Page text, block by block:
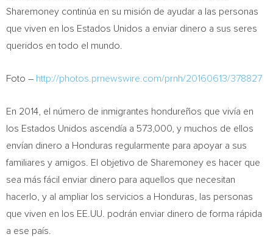
Sharemoney continúa en su misión de ayudar a las personas
que viven en los Estados Unidos a enviar dinero a sus seres
queridos en todo el mundo.
Foto – http://photos.prnewswire.com/prnh/20160613/378827
En 2014, el número de inmigrantes hondureños que vivía en
los Estados Unidos ascendía a 573,000, y muchos de ellos
envían dinero a Honduras regularmente para apoyar a sus
familiares y amigos. El objetivo de Sharemoney es hacer que
sea más fácil enviar dinero para aquellos que necesitan
hacerlo, y al ampliar los servicios a Honduras , las personas
que viven en los EE.UU. podrán enviar dinero de forma rápida
a ese país.